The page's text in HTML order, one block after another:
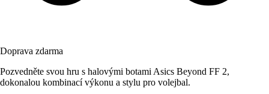
Doprava zdarma
Pozvedněte svou hru s halovými botami Asics Beyond FF 2,
dokonalou kombinací výkonu a stylu pro volejbal.